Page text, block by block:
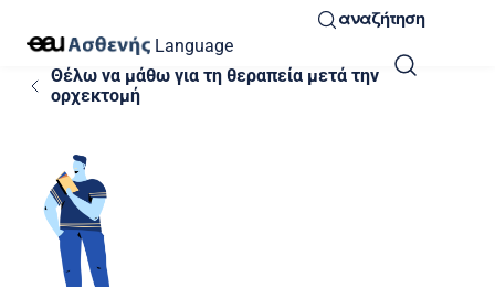
Language
αναζήτηση
Θέλω να μάθω για τη θεραπεία μετά την
ορχεκτομή